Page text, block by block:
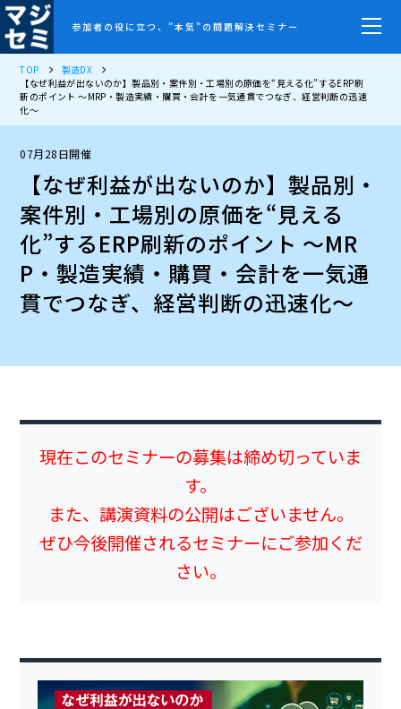
参加者の役に立つ、”本気”の問題解決セミナー
TOP
製造DX
【なぜ利益が出ないのか】製品別・案件別・工場別の原価を“見える化”するERP刷
新のポイント ～MRP・製造実績・購買・会計を一気通貫でつなぎ、経営判断の迅速
化～
07月28日開催
【なぜ利益が出ないのか】製品別・
案件別・工場別の原価を“見える
化”するERP刷新のポイント ～MR
P・製造実績・購買・会計を一気通
貫でつなぎ、経営判断の迅速化～
現在このセミナーの募集は締め切っていま
す。
また、講演資料の公開はございません。
ぜひ今後開催されるセミナーにご参加くだ
さい。